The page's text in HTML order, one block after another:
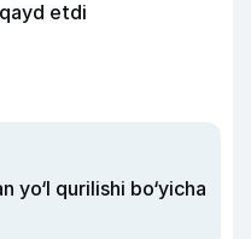
etdi
yo‘l qurilishi bo‘yicha